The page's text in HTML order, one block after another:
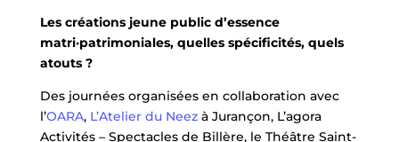
Les créations jeune public d’essence
matri·patrimoniales, quelles spécificités, quels
atouts ?
Des journées organisées en collaboration avec
l’OARA, L’Atelier du Neezà Jurançon, L’agora
Activités – Spectacles de Billère, le Théâtre Saint-